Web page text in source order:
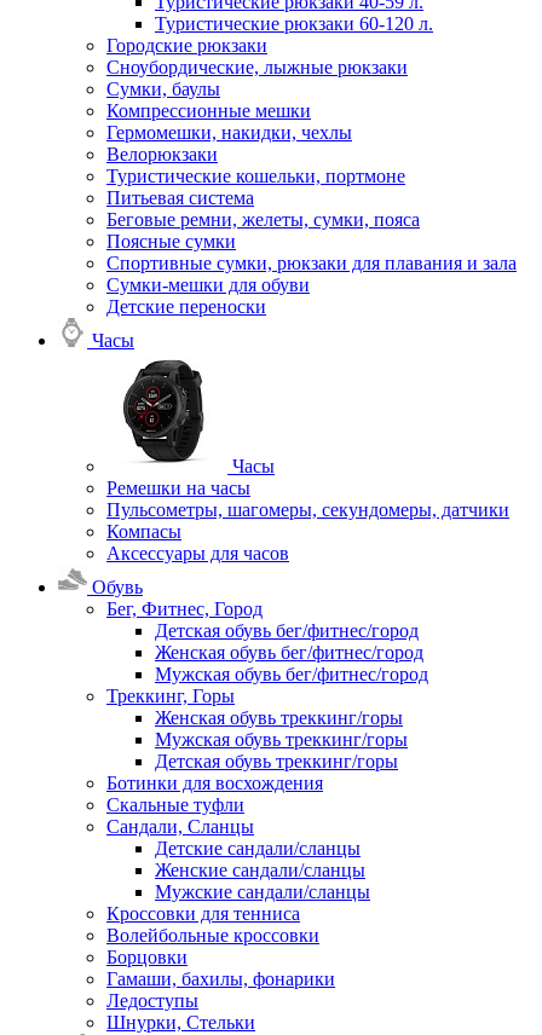
Туристические рюкзаки 60-120 л.
Городские рюкзаки
Сноубордические, лыжные рюкзаки
Сумки, баулы
Компрессионные мешки
Гермомешки, накидки, чехлы
Велорюкзаки
Туристические кошельки, портмоне
Питьевая система
Беговые ремни, желеты, сумки, пояса
Поясные сумки
Спортивные сумки, рюкзаки для плавания и зала
Сумки-мешки для обуви
Детские переноски
Часы
Часы
Ремешки на часы
Пульсометры, шагомеры, секундомеры, датчики
Компасы
Аксессуары для часов
Обувь
Бег, Фитнес, Город
Детская обувь бег/фитнес/город
Женская обувь бег/фитнес/город
Мужская обувь бег/фитнес/город
Треккинг, Горы
Женская обувь треккинг/горы
Мужская обувь треккинг/горы
Детская обувь треккинг/горы
Ботинки для восхождения
Скальные туфли
Сандали, Сланцы
Детские сандали/сланцы
Женские сандали/сланцы
Мужские сандали/сланцы
Кроссовки для тенниса
Волейбольные кроссовки
Борцовки
Гамаши, бахилы, фонарики
Ледоступы
Шнурки, Стельки